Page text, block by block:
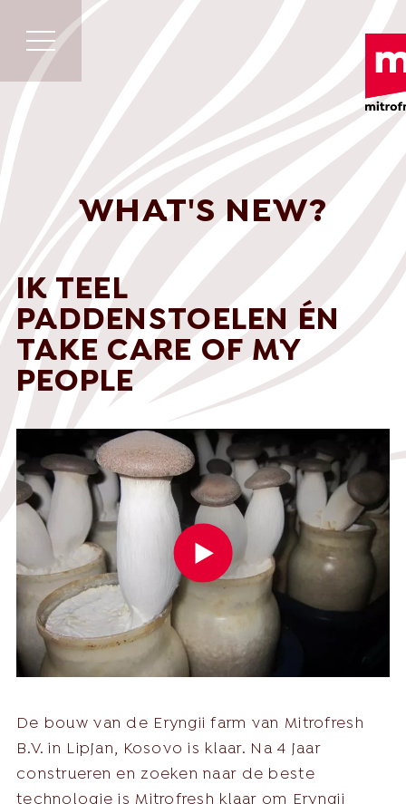
Nederlands
English
Nederlands
Deutsch
Français
+31 174 245 543
sales@mitrofresh.com
WHAT'S NEW?
IK TEEL
PADDENSTOELEN ÉN
TAKE CARE OF MY
PEOPLE
De bouw van de Eryngii farm van Mitrofresh
B.V. in Lipjan, Kosovo is klaar. Na 4 jaar
construeren en zoeken naar de beste
technologie is Mitrofresh klaar om Eryngii